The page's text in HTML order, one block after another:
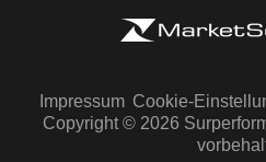
Impressum Cookie-
Copyright © 2026